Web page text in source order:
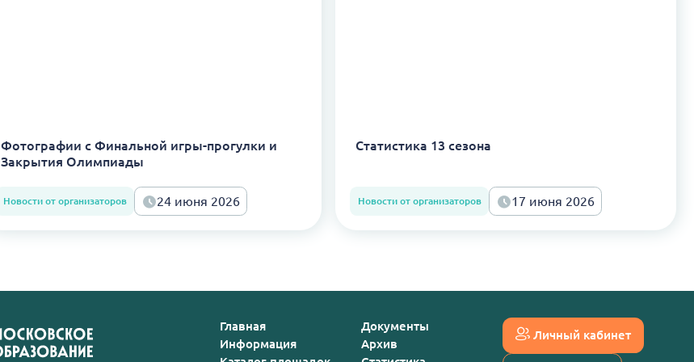
Фотографии с Финальной игры-прогулки и
Закрытия Олимпиады
Новости от организаторов 24 июня 2026
Статистика 13 сезона
Новости от организаторов 17 июня 2026
Главная
Информация
Документы
Архив
Личный кабинет